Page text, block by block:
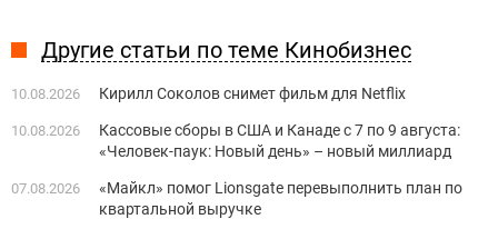
Другие статьи по теме Кинобизнес
10.08.2026 Кирилл Соколов снимет фильм для Netflix
10.08.2026
Кассовые сборы в США и Канаде с 7 по 9 августа:
«Человек-паук: Новый день» – новый миллиард
07.08.2026
«Майкл» помог Lionsgate перевыполнить план по
квартальной выручке